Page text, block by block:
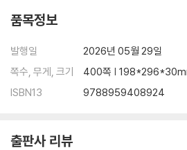
샹그릴라로 가는 길 2―메이리설산
7장 변방의 혁명가
마오쩌둥의 장정
타이항산의 조선의용대 진광화와 윤세주
품목정보
발행일
2026년 05월 29일
쪽수, 무게, 크기
400쪽 |
ISBN13
9788959408924
출판사 리뷰